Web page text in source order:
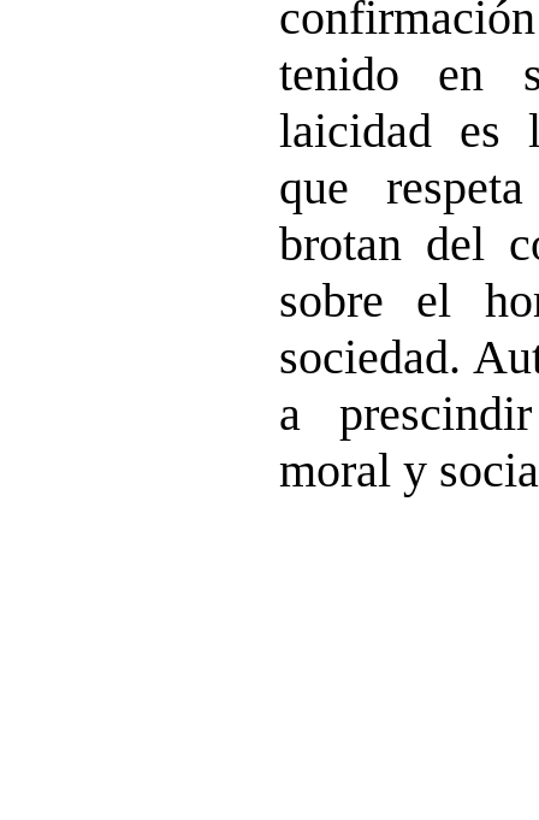
tenido en
laicidad es
que
brotan del
sobre el
sociedad.
a
moral y